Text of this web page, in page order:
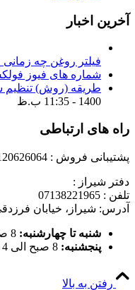
آخرین اخبار
فیلتر روغن چه
شماره های فیوز
طریقه (روش) تنظیم
1400 - 11:35 ب.ظ
راه های ارتباطی
پشتیبانی فروش : 09120626064
دفتر شیراز :
تلفن : 07138221965
آدرس: شیراز، خیابان فرزدقی کوچه 7
شنبه تا چهارشنبه: 8 صبح الی 8 شب
پنجشنبه: 8 صبح الی 4 بعدازظهر
رفتن به بالا